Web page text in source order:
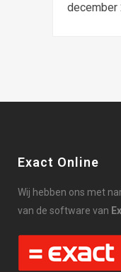
december
Exact Online
Wij hebben ons met
van de software van